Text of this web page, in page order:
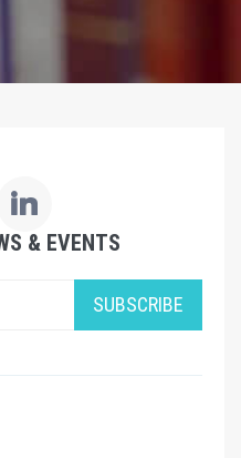
& EVENTS
SUBSCRIBE